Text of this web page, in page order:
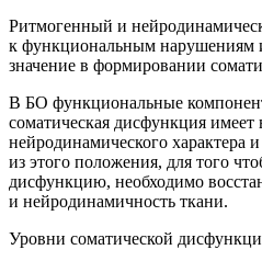
Ритмогенный и
к функциональным
значение в формировании
В БО функциональные
соматическая дисфункция
нейродинамического характера
из этого положения, для того
дисфункцию, необходимо
и нейродинамичность ткани.
Уровни соматической